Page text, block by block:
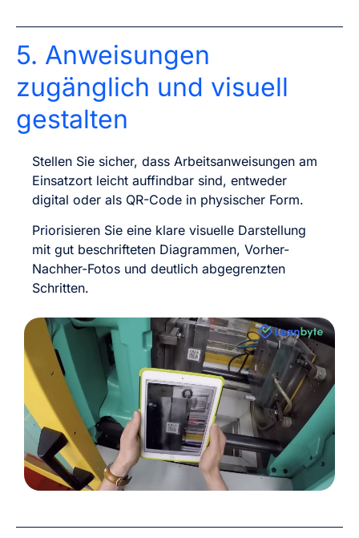
5. Anweisungen
zugänglich und visuell
gestalten
Stellen Sie sicher, dass Arbeitsanweisungen am
Einsatzort leicht auffindbar sind, entweder
digital oder als QR-Code in physischer Form.
Priorisieren Sie eine klare visuelle Darstellung
mit gut beschrifteten Diagrammen, Vorher-
Nachher-Fotos und deutlich abgegrenzten
Schritten.